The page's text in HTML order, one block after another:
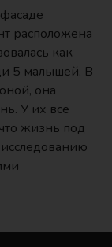
расположена
как
5 малышей. В
она
У их все
жизнь под